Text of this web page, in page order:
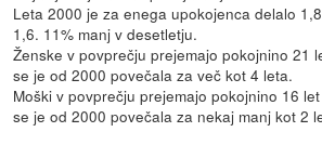
Leta 2000 je za enega upokojenca delalo
1,6. 11% manj v desetletju.
Ženske v povprečju prejemajo pokojnino 21
se je od 2000 povečala za več kot 4 leta.
Moški v povprečju prejemajo pokojnino 16
se je od 2000 povečala za nekaj manj kot 2